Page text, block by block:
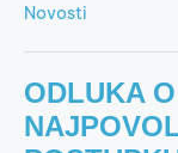
Novosti
ODLUKA